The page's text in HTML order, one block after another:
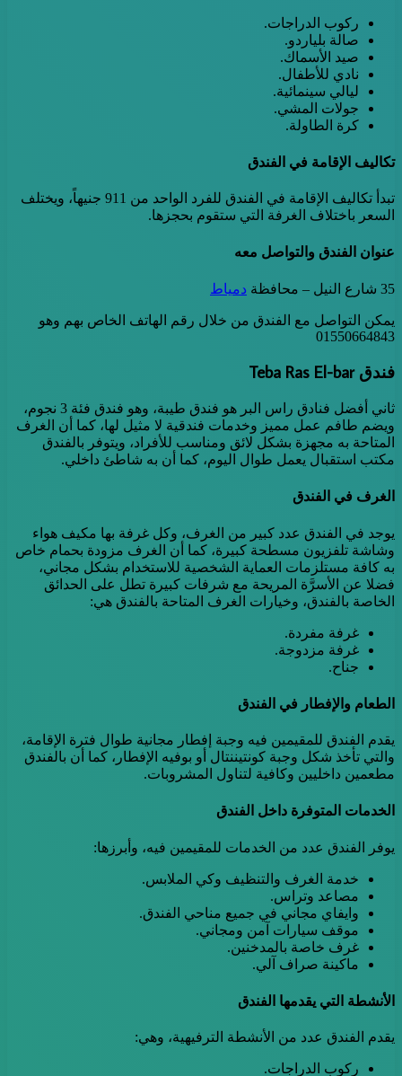
ركوب الدراجات.
صالة بلياردو.
صيد الأسماك.
نادي للأطفال.
ليالي سينمائية.
جولات المشي.
كرة الطاولة.
تكاليف الإقامة في الفندق
تبدأ تكاليف الإقامة في الفندق للفرد الواحد من 911 جنيهاً، ويختلف
السعر باختلاف الغرفة التي ستقوم بحجزها.
عنوان الفندق والتواصل معه
35 شارع النيل – محافظة دمياط
يمكن التواصل مع الفندق من خلال رقم الهاتف الخاص بهم وهو
01550664843
فندق Teba Ras El-bar
ثاني أفضل فنادق راس البر هو فندق طيبة، وهو فندق فئة 3 نجوم،
ويضم طافم عمل مميز وخدمات فندقية لا مثيل لها، كما أن الغرف
المتاحة به مجهزة بشكل لائق ومناسب للأفراد، ويتوفر بالفندق
مكتب استقبال يعمل طوال اليوم، كما أن به شاطئ داخلي.
الغرف في الفندق
يوجد في الفندق عدد كبير من الغرف، وكل غرفة بها مكيف هواء
وشاشة تلفزيون مسطحة كبيرة، كما أن الغرف مزودة بحمام خاص
به كافة مستلزمات العماية الشخصية للاستخدام بشكل مجاني،
فضلا عن الأسرَّة المريحة مع شرفات كبيرة تطل على الحدائق
الخاصة بالفندق، وخيارات الغرف المتاحة بالفندق هي:
غرفة مفردة.
غرفة مزدوجة.
جناح.
الطعام والإفطار في الفندق
يقدم الفندق للمقيمين فيه وجبة إفطار مجانية طوال فترة الإقامة،
والتي تأخذ شكل وجبة كونتيننتال أو بوفيه الإفطار، كما أن بالفندق
مطعمين داخليين وكافية لتناول المشروبات.
الخدمات المتوفرة داخل الفندق
يوفر الفندق عدد من الخدمات للمقيمين فيه، وأبرزها:
خدمة الغرف والتنظيف وكي الملابس.
مصاعد وتراس.
وايفاي مجاني في جميع مناحي الفندق.
موقف سيارات آمن ومجاني.
غرف خاصة بالمدخنين.
ماكينة صراف آلي.
الأنشطة التي يقدمها الفندق
يقدم الفندق عدد من الأنشطة الترفيهية، وهي:
ركوب الدراجات.